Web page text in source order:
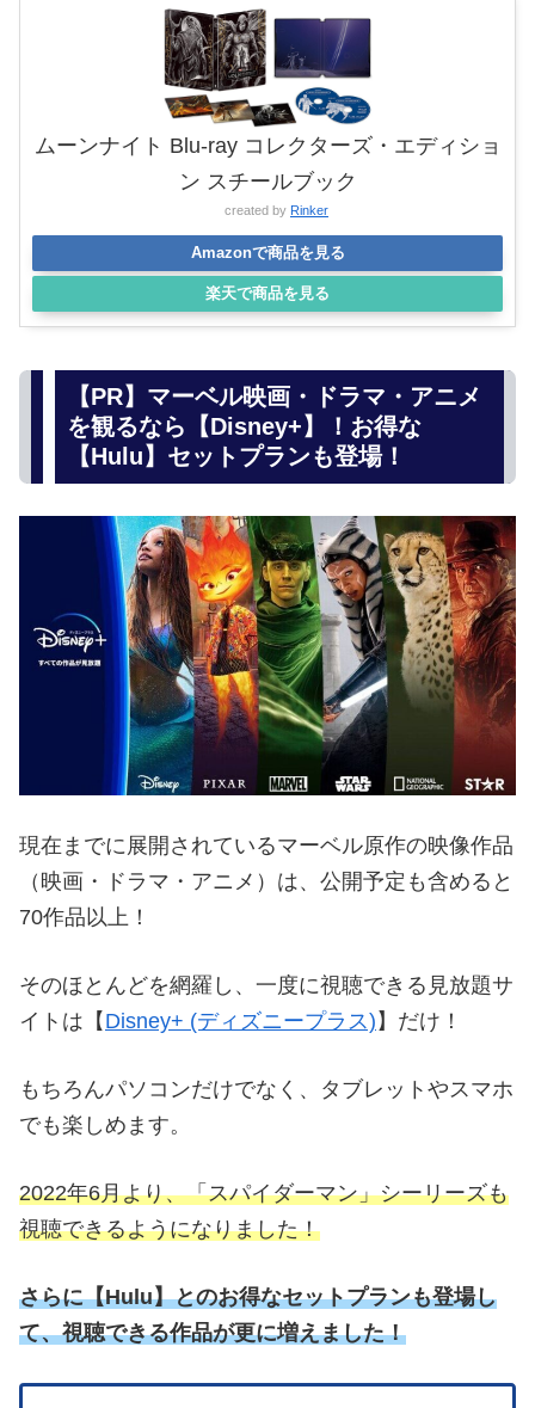
ムーンナイト Blu-ray コレクターズ・エディショ
ン スチールブック
created by Rinker
Amazonで商品を見る
楽天で商品を見る
【PR】マーベル映画・ドラマ・アニメ
を観るなら【Disney+】！お得な
【Hulu】セットプランも登場！
現在までに展開されているマーベル原作の映像作品
（映画・ドラマ・アニメ）は、公開予定も含めると
70作品以上！
そのほとんどを網羅し、一度に視聴できる見放題サ
イトは【 Disney+ (ディズニープラス) 】だけ！
もちろんパソコンだけでなく、タブレットやスマホ
でも楽しめます。
2022年6月より、「スパイダーマン」シーリーズも
視聴できるようになりました！
さらに【Hulu】とのお得なセットプランも登場し
て、視聴できる作品が更に増えました！